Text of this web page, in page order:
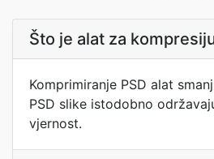
Što je alat za
Komprimiranje PSD alat
PSD slike istodobno
vjernost.